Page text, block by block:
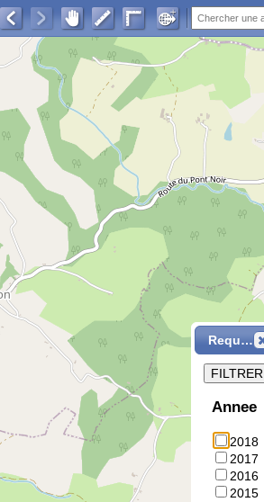
Requête
Annee
2018
2017
2016
2015
FILTRER